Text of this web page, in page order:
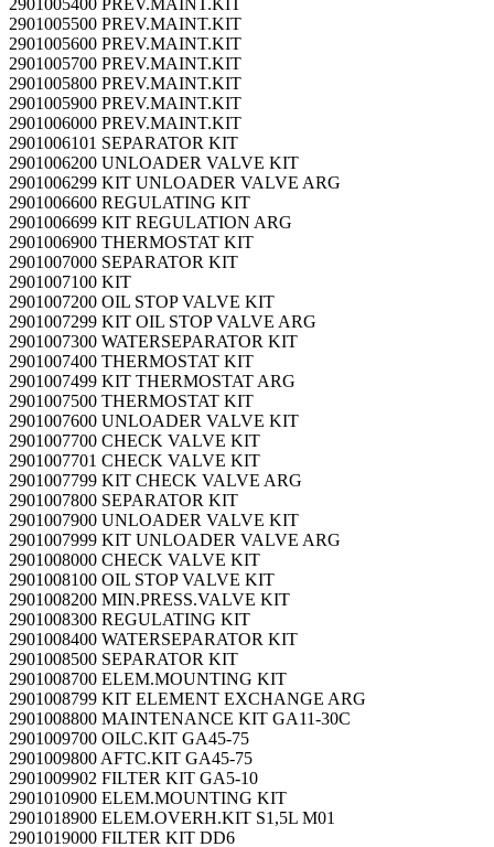
2901005400 PREV.MAINT.KIT
2901005500 PREV.MAINT.KIT
2901005600 PREV.MAINT.KIT
2901005700 PREV.MAINT.KIT
2901005800 PREV.MAINT.KIT
2901005900 PREV.MAINT.KIT
2901006000 PREV.MAINT.KIT
2901006101 SEPARATOR KIT
2901006200 UNLOADER VALVE KIT
2901006299 KIT UNLOADER VALVE ARG
2901006600 REGULATING KIT
2901006699 KIT REGULATION ARG
2901006900 THERMOSTAT KIT
2901007000 SEPARATOR KIT
2901007100 KIT
2901007200 OIL STOP VALVE KIT
2901007299 KIT OIL STOP VALVE ARG
2901007300 WATERSEPARATOR KIT
2901007400 THERMOSTAT KIT
2901007499 KIT THERMOSTAT ARG
2901007500 THERMOSTAT KIT
2901007600 UNLOADER VALVE KIT
2901007700 CHECK VALVE KIT
2901007701 CHECK VALVE KIT
2901007799 KIT CHECK VALVE ARG
2901007800 SEPARATOR KIT
2901007900 UNLOADER VALVE KIT
2901007999 KIT UNLOADER VALVE ARG
2901008000 CHECK VALVE KIT
2901008100 OIL STOP VALVE KIT
2901008200 MIN.PRESS.VALVE KIT
2901008300 REGULATING KIT
2901008400 WATERSEPARATOR KIT
2901008500 SEPARATOR KIT
2901008700 ELEM.MOUNTING KIT
2901008799 KIT ELEMENT EXCHANGE ARG
2901008800 MAINTENANCE KIT GA11-30C
2901009700 OILC.KIT GA45-75
2901009800 AFTC.KIT GA45-75
2901009902 FILTER KIT GA5-10
2901010900 ELEM.MOUNTING KIT
2901018900 ELEM.OVERH.KIT S1,5L M01
2901019000 FILTER KIT DD6